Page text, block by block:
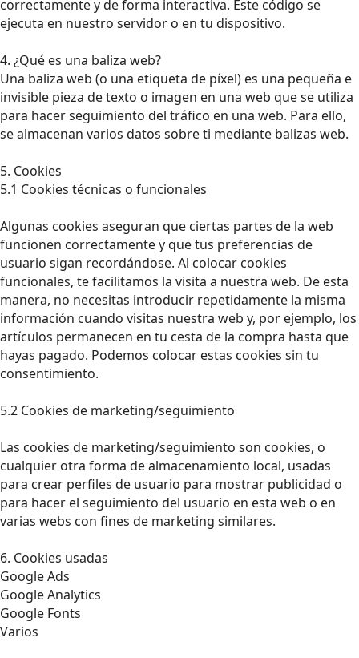
correctamente y de forma interactiva. Este código se
ejecuta en nuestro servidor o en tu dispositivo.
4. ¿Qué es una baliza web?
Una baliza web (o una etiqueta de píxel) es una pequeña e
invisible pieza de texto o imagen en una web que se utiliza
para hacer seguimiento del tráfico en una web. Para ello,
se almacenan varios datos sobre ti mediante balizas web.
5. Cookies
5.1 Cookies técnicas o funcionales
Algunas cookies aseguran que ciertas partes de la web
funcionen correctamente y que tus preferencias de
usuario sigan recordándose. Al colocar cookies
funcionales, te facilitamos la visita a nuestra web. De esta
manera, no necesitas introducir repetidamente la misma
información cuando visitas nuestra web y, por ejemplo, los
artículos permanecen en tu cesta de la compra hasta que
hayas pagado. Podemos colocar estas cookies sin tu
consentimiento.
5.2 Cookies de marketing/seguimiento
Las cookies de marketing/seguimiento son cookies, o
cualquier otra forma de almacenamiento local, usadas
para crear perfiles de usuario para mostrar publicidad o
para hacer el seguimiento del usuario en esta web o en
varias webs con fines de marketing similares.
6. Cookies usadas
Google Ads
Google Analytics
Google Fonts
Varios